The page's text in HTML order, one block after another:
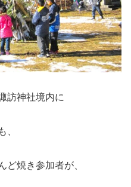
訪神社境内に
、
ど焼き参加者が、